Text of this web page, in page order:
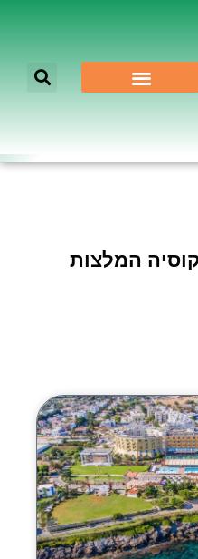
המלצות